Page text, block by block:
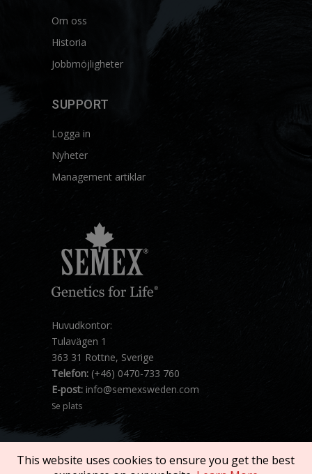
Om oss
Historia
Jobbmöjligheter
SUPPORT
Logga in
Nyheter
Management artiklar
Huvudkontor:
Tulavägen 1
363 31 Rottne, Sverige
Telefon: (+46) 0470-733 760
E-post: info@semexsweden.com
Se plats
This website uses cookies to ensure you get the best